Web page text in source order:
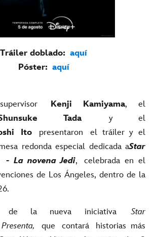
Tráiler doblado: aquí
Póster: aquí
Kenji Kamiyama, el
Taday el
Ito presentaron el tráiler y el
redonda especial dedicada aStar
- La novena Jedi, celebrada en el
de Los Ángeles, dentro de la
de la nueva iniciativaStar
que contará historias más